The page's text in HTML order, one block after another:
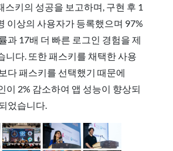
스키의 성공을 보고하며, 구현 후 1
이상의 사용자가 등록했으며 97%
과 17배 더 빠른 로그인 경험을 제
니다. 또한 패스키를 채택한 사용
다 패스키를 선택했기 때문에
이 2% 감소하여 앱 성능이 향상되
었습니다.